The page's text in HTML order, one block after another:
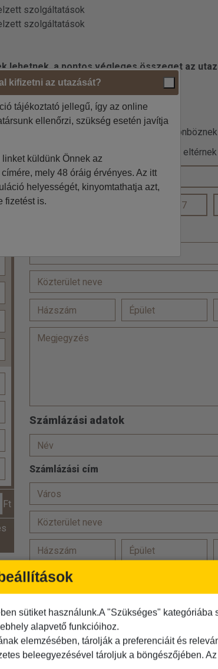
szolgáltatások
szolgáltatások
lehetnek, a pontos végleges összeget az
Ft
Megrendelő adatai
Jelölje be, ha az 1. utas adatai
Jelölje be, ha a számlázási adatok
Számlázási adatok
Számlázási cím
Törzsutas vagyok
Hozzájárulok, hogy adataimat a(z) TDM
AzÁSZF-etelolvastam és elfogadom
Azadatvédelmi tájékoztatótelolvastam és
Kérjük igazolja, hogy Ön nem robot!
sütiket használunk.A "Szükséges" kategóriába
alapvető funkcióihoz.
elemzésében, tárolják a preferenciáit és
beleegyezésével tároljuk a böngészőjében.
kifizetni az utazását?
tájékoztató jellegű, így az online
ellenőrzi, szükség esetén javítja
küldünk Önnek az
mely 48 óráig érvényes. Az itt
helyességét, kinyomtathatja azt,
fizetést is.